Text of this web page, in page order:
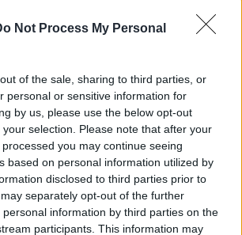
Not Process My Personal
of the sale, sharing to third parties, or
personal or sensitive information for
by us, please use the below opt-out
selection. Please note that after your
you may continue seeing
based on personal information utilized by
disclosed to third parties prior to
separately opt-out of the further
information by third parties on the
participants. This information may
a tavola: le migliori
gli asparagi